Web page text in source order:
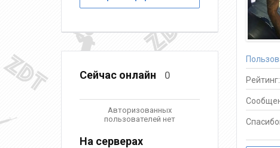
Рейтинг:
Сейчас онлайн 0
Авторизованных
пользователей нет
На серверах